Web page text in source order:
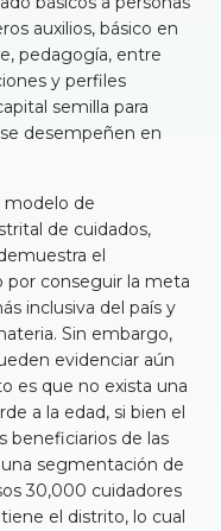
auxilios, básico en
pedagogía, entre
y perfiles
semilla para
desempeñen en
modelo de
de cuidados,
el
conseguir la meta
inclusiva del país y
Sin embargo,
evidenciar aún
es que no exista una
a la edad, si bien el
beneficiarios de las
segmentación de
30,000 cuidadores
el distrito, lo cual